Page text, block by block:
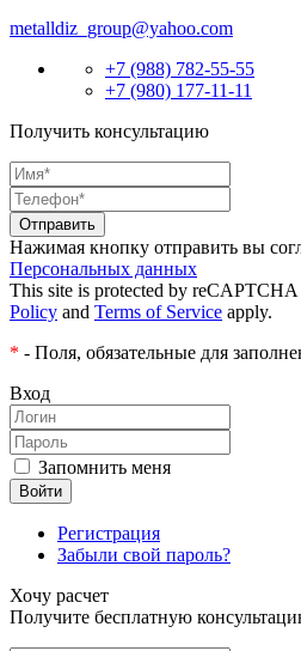
metalldiz_group@yahoo.com
+7 (988) 782-55-55
+7 (980) 177-11-11
Получить консультацию
Нажимая кнопку отправить вы
Персональных данных
This site is protected by reCAPTCHA
Policy and Terms of Service apply.
* - Поля, обязательные для
Вход
Запомнить меня
Регистрация
Забыли свой пароль?
Хочу расчет
Получите бесплатную